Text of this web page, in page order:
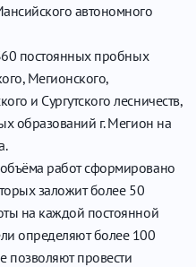
автономного
постоянных пробных
Мегионского,
и Сургутского лесничеств,
образований г. Мегион на
работ сформировано
заложит более 50
на каждой постоянной
определяют более 100
позволяют провести